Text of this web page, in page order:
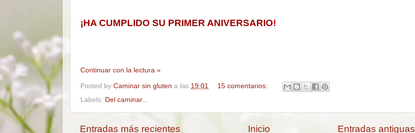
¡HA CUMPLIDO SU PRIMER ANIVERSARIO!
Continuar con la lectura »
Posted by Caminar sin gluten a las 19:01
15 comentarios:
Labels: Del caminar...
Entradas más recientes Entradas antiguas
Inicio